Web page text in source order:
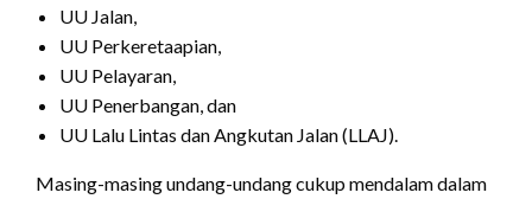
UU Jalan,
UU Perkeretaapian,
UU Pelayaran,
UU Penerbangan, dan
UU Lalu Lintas dan Angkutan Jalan (LLAJ).
Masing-masing undang-undang cukup mendalam dalam